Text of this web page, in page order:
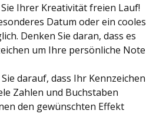
Ihrer Kreativität freien Lauf!
Datum oder ein cooles
Denken Sie daran, dass es
um Ihre persönliche Note
darauf, dass Ihr Kennzeichen
Zahlen und Buchstaben
den gewünschten Effekt